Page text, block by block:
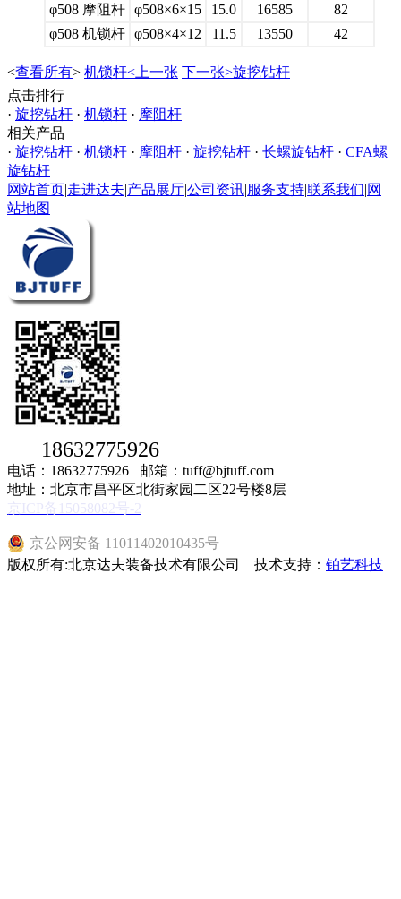
φ508 摩阻杆 φ508×6×15 15.0 16585
82
φ508 机锁杆 φ508×4×12 11.5 13550 42
<查看所有> 机锁杆<上一张 下一张>旋挖钻杆
点击排行
· 旋挖钻杆 · 机锁杆 · 摩阻杆
相关产品
· 旋挖钻杆 · 机锁杆 · 摩阻杆 · 旋挖钻杆 · 长螺旋钻杆 · CFA螺
旋钻杆
网站首页|走进达夫|产品展厅|公司资讯|服务支持|联系我们|网
站地图
18632775926
电话：18632775926 邮箱：tuff@bjtuff.com
地址：北京市昌平区北街家园二区22号楼8层
京ICP备15058082号-2
京公网安备 11011402010435号
版权所有:北京达夫装备技术有限公司 技术支持： 铂艺科技